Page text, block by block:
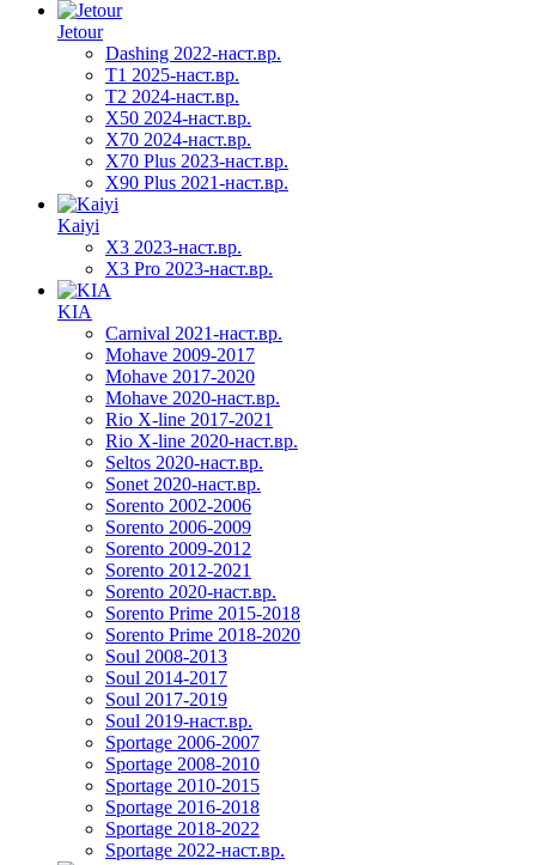
Jetour
Dashing 2022-наст.вр.
T1 2025-наст.вр.
T2 2024-наст.вр.
X50 2024-наст.вр.
X70 2024-наст.вр.
X70 Plus 2023-наст.вр.
X90 Plus 2021-наст.вр.
Kaiyi
X3 2023-наст.вр.
X3 Pro 2023-наст.вр.
KIA
Carnival 2021-наст.вр.
Mohave 2009-2017
Mohave 2017-2020
Mohave 2020-наст.вр.
Rio X-line 2017-2021
Rio X-line 2020-наст.вр.
Seltos 2020-наст.вр.
Sonet 2020-наст.вр.
Sorento 2002-2006
Sorento 2006-2009
Sorento 2009-2012
Sorento 2012-2021
Sorento 2020-наст.вр.
Sorento Prime 2015-2018
Sorento Prime 2018-2020
Soul 2008-2013
Soul 2014-2017
Soul 2017-2019
Soul 2019-наст.вр.
Sportage 2006-2007
Sportage 2008-2010
Sportage 2010-2015
Sportage 2016-2018
Sportage 2018-2022
Sportage 2022-наст.вр.